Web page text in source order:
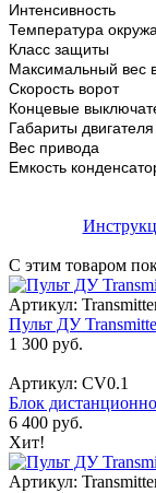
Интенсивность
Температура
Класс защиты
Максимальный вес
Скорость ворот
Концевые
Габариты
Вес привода
Емкость
С этим товаром
Артикул:
Пульт ДУ
1 300 руб.
Артикул: CV0.1
Блок
6 400 руб.
Хит!
Артикул: